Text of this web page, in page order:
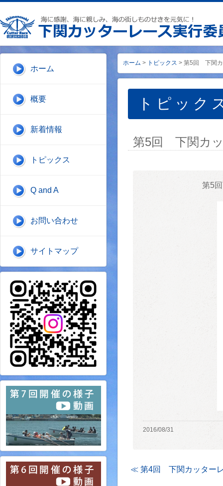
ホーム
概要
新着情報
トピックス
Q and A
お問い合わせ
サイトマップ
ホーム > トピックス > 第5回 下関カ
トピック
第5回 下関カ
第5
2016/08/31
≪ 第4回 下関カッター